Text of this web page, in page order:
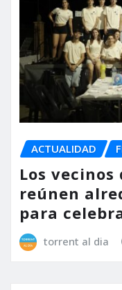
ACTUALIDAD
Los vecinos
reúnen
para
torrent al dia